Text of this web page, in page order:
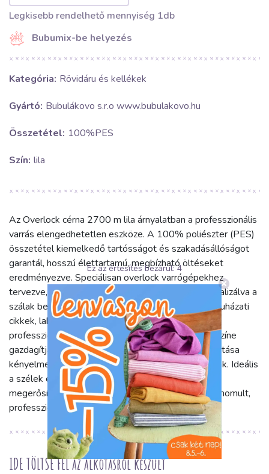
Legkisebb rendelhető mennyiség 1db
Bubumix-be helyezés
Kategória: Rövidáru és kellékek
Gyártó: Bubulákovo s.r.o www.bubulakovo.hu
Összetétel: 100%PES
Szín: lila
Az Overlock cérna 2700 m lila árnyalatban a professzionális
varrás elengedhetetlen eszköze. A 100% poliészter (PES)
összetétel kiemelkedő tartósságot és szakadásállóságot
garantál, hosszú élettartamú, megbízható öltéseket
eredményezve. Speciálisan overlock varrógépekhez
tervezve, sima és egyenletes futást biztosít, minimalizálva a
szálak beakadásának kockázatát. Kiváló választás ruházati
cikkek, lakástextilek és egyéb projektek széleinek
professzionális eldolgozásához. A lila cérna élénk színe
gazdagítja alkotásait. Rugalmassága és finom tapintása
kényelmes viseletet garantál a kész ruhadaraboknak. Ideális
a szélek esztétikus és erős lezárásához, szegélyek
megerősítéséhez, vagy dekoratív varratokhoz a kifinomult,
professzionális eredményekért.
IDE TÖLTSE FEL az alkotásról készült
Ez az értesítés bezárul:4